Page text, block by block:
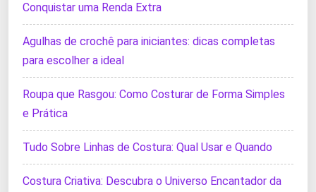
Conquistar uma Renda Extra
Agulhas de crochê para iniciantes: dicas completas
para escolher a ideal
Roupa que Rasgou: Como Costurar de Forma Simples
e Prática
Tudo Sobre Linhas de Costura: Qual Usar e Quando
Costura Criativa: Descubra o Universo Encantador da